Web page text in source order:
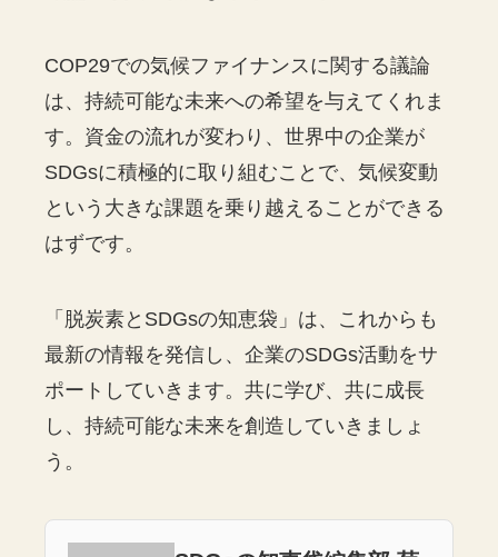
COP29での気候ファイナンスに関する議論
は、持続可能な未来への希望を与えてくれま
す。資金の流れが変わり、世界中の企業が
SDGsに積極的に取り組むことで、気候変動
という大きな課題を乗り越えることができる
はずです。
「脱炭素とSDGsの知恵袋」は、これからも
最新の情報を発信し、企業のSDGs活動をサ
ポートしていきます。共に学び、共に成長
し、持続可能な未来を創造していきましょ
う。